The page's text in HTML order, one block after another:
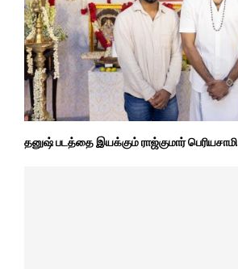
தனுஷ் படத்தை இயக்கும் ராஜ்குமார் பெரியசாமி